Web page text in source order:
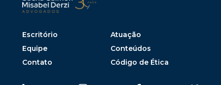
Escritório
Atuação
Equipe
Conteúdos
Contato
Código de Ética